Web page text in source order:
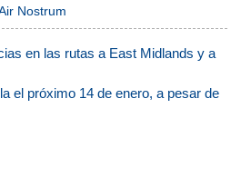
Nostrum
en las rutas a East Midlands y a
el próximo 14 de enero, a pesar de